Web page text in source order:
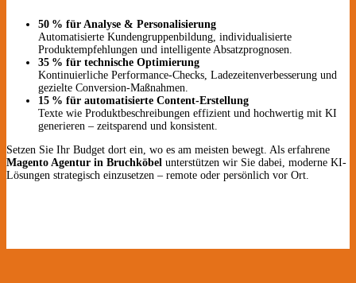
50 % für Analyse & Personalisierung
Automatisierte Kundengruppenbildung, individualisierte
Produktempfehlungen und intelligente Absatzprognosen.
35 % für technische Optimierung
Kontinuierliche Performance-Checks, Ladezeitenverbesserung und
gezielte Conversion-Maßnahmen.
15 % für automatisierte Content-Erstellung
Texte wie Produktbeschreibungen effizient und hochwertig mit KI
generieren – zeitsparend und konsistent.
Setzen Sie Ihr Budget dort ein, wo es am meisten bewegt. Als erfahrene
Magento Agentur in Bruchköbel unterstützen wir Sie dabei, moderne KI-
Lösungen strategisch einzusetzen – remote oder persönlich vor Ort.